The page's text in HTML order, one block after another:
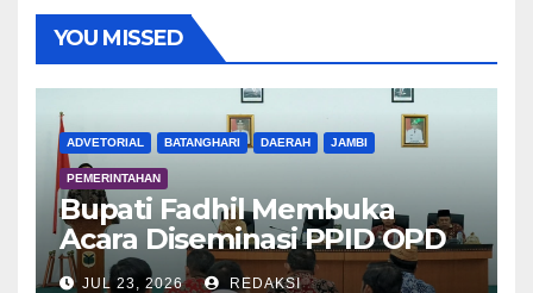
YOU MISSED
ADVETORIAL BATANGHARI DAERAH JAMBI
PEMERINTAHAN
Bupati Fadhil Membuka
Acara Diseminasi PPID OPD
Dalam Rangka E-Monev
JUL 23, 2026 REDAKSI